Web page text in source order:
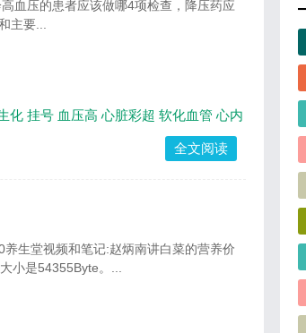
血压的患者应该做哪4项检查，降压药应
主要...
化 挂号 血压高 心脏彩超 软化血管 心内
全文阅读
生堂视频和笔记:赵炳南讲白菜的营养价
小是54355Byte。...